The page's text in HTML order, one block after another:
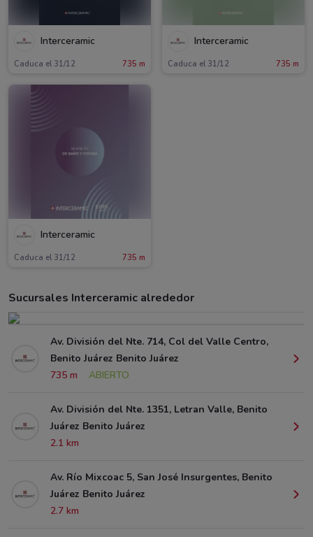
Interceramic
Caduca el 31/12 735 m
Interceramic
Caduca el 31/12 735 m
Interceramic
Caduca el 31/12 735 m
Sucursales Interceramic alrededor
Av. División del Nte. 714, Col del Valle Centro,
Benito Juárez Benito Juárez
735 m
ABIERTO
Av. División del Nte. 1351, Letran Valle, Benito
Juárez Benito Juárez
2.1 km
Av. Río Mixcoac 5, San José Insurgentes, Benito
Juárez Benito Juárez
2.7 km